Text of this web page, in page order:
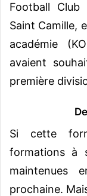
Football
Saint Camille,
académie
avaient
première
Si cette
formations à
maintenues
prochaine.